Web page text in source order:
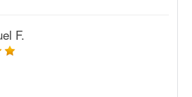
F.